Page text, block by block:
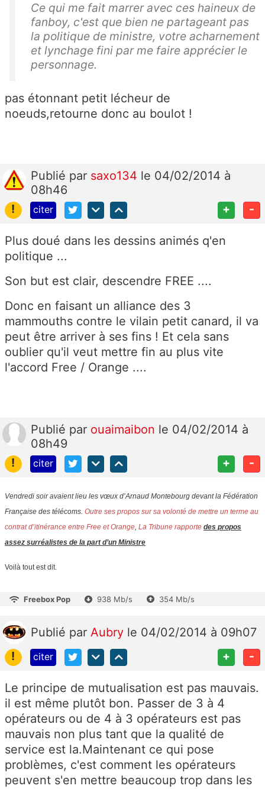
Ce qui me fait marrer avec ces haineux de
fanboy, c'est que bien ne partageant pas
la politique de ministre, votre acharnement
et lynchage fini par me faire apprécier le
personnage.
pas étonnant petit lécheur de
noeuds,retourne donc au boulot !
Publié par saxo134 le 04/02/2014 à
08h46
!
citer + -
Plus doué dans les dessins animés q'en
politique ...
Son but est clair, descendre FREE ....
Donc en faisant un alliance des 3
mammouths contre le vilain petit canard, il va
peut être arriver à ses fins ! Et cela sans
oublier qu'il veut mettre fin au plus vite
l'accord Free / Orange ....
Publié par ouaimaibon le 04/02/2014 à
08h49
!
citer + -
Vendredi soir avaient lieu les vœux d’Arnaud Montebourg devant la Fédération
Française des télécoms. Outre ses propos sur sa volonté de mettre un terme au
contrat d’itinérance entre Free et Orange, La Tribune rapporte des propos
assez surréalistes de la part d’un Ministre
Voilà tout est dit.
Freebox Pop 938 Mb/s 354 Mb/s
Publié par Aubry le 04/02/2014 à 09h07
!
citer + -
Le principe de mutualisation est pas mauvais.
il est même plutôt bon. Passer de 3 à 4
opérateurs ou de 4 à 3 opérateurs est pas
mauvais non plus tant que la qualité de
service est la.Maintenant ce qui pose
problèmes, c'est comment les opérateurs
peuvent s'en mettre beaucoup trop dans les